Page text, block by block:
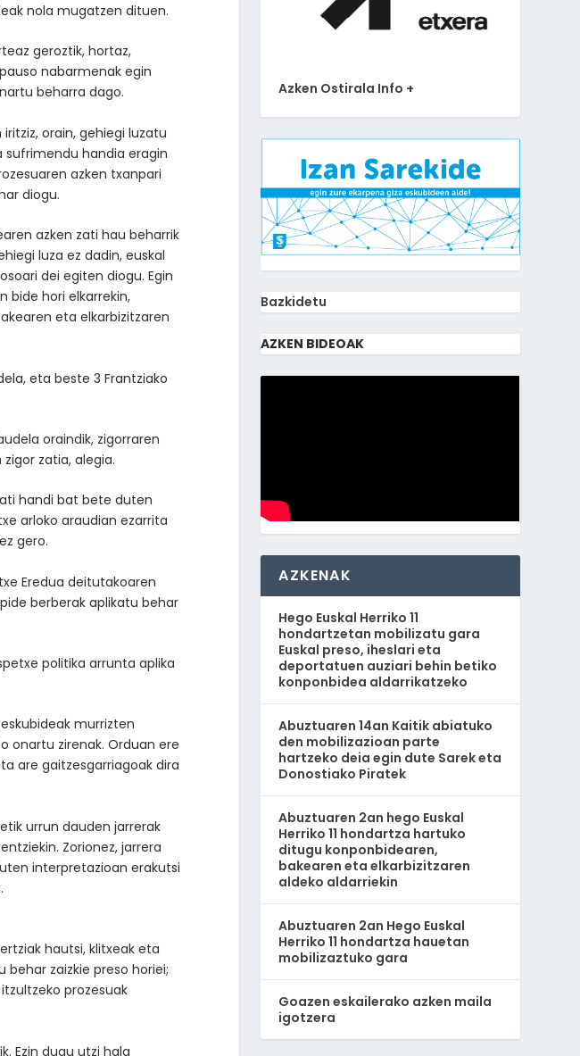
nola mugatzen dituen.
geroztik, hortaz,
nabarmenak egin
beharra dago.
iritziz, orain, gehiegi luzatu
sufrimendu handia eragin
azken txanpari
diogu.
azken zati hau beharrik
luza ez dadin, euskal
dei egiten diogu. Egin
bide hori elkarrekin,
eta elkarbizitzaren
eta beste 3 Frantziako
oraindik, zigorraren
zatia, alegia.
handi bat bete duten
arloko araudian ezarrita
gero.
Eredua deitutakoaren
berberak aplikatu behar
politika arrunta aplika
murrizten
onartu zirenak. Orduan ere
are gaitzesgarriagoak dira
urrun dauden jarrerak
Zorionez, jarrera
interpretazioan erakutsi
hautsi, klitxeak eta
zaizkie preso horiei;
prozesuak
Ezin dugu utzi hala
Azken Ostirala Info +
Bazkidetu
AZKEN BIDEOAK
AZKENAK
Hego Euskal Herriko 11
hondartzetan mobilizatu gara
Euskal preso, iheslari eta
deportatuen auziari behin betiko
konponbidea aldarrikatzeko
Abuztuaren 14an Kaitik abiatuko
den mobilizazioan parte
hartzeko deia egin dute Sarek eta
Donostiako Piratek
Abuztuaren 2an hego Euskal
Herriko 11 hondartza hartuko
ditugu konponbidearen,
bakearen eta elkarbizitzaren
aldeko aldarriekin
Abuztuaren 2an Hego Euskal
Herriko 11 hondartza hauetan
mobilizaztuko gara
Goazen eskailerako azken maila
igotzera